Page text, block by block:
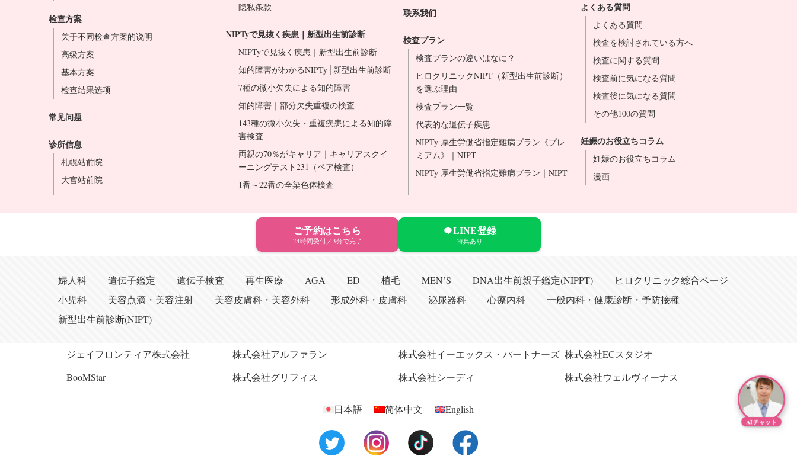
检查方案
关于不同检查方案的说明
高级方案
基本方案
检查结果选项
常见问题
诊所信息
札幌站前院
大宫站前院
隐私条款
NIPTyで見抜く疾患｜新型出生前診断
NIPTyで見抜く疾患｜新型出生前診断
知的障害がわかるNIPTy│新型出生前診断
7種の微小欠失による知的障害
知的障害｜部分欠失重複の検査
143種の微小欠失・重複疾患による知的障
害検査
両親の70％がキャリア｜キャリアスクイ
ーニングテスト231（ペア検査）
1番～22番の全染色体検査
联系我们
検査プラン
検査プランの違いはなに？
ヒロクリニックNIPT（新型出生前診断）
を選ぶ理由
検査プラン一覧
代表的な遺伝子疾患
NIPTy 厚生労働省指定難病プラン《プレ
ミアム》｜NIPT
NIPTy 厚生労働省指定難病プラン｜NIPT
よくある質問
よくある質問
検査を検討されている方へ
検査に関する質問
検査前に気になる質問
検査後に気になる質問
その他100の質問
妊娠のお役立ちコラム
妊娠のお役立ちコラム
漫画
ご予約はこちら
24時間受付／3分で完了
LINE登録
特典あり
婦人科 遺伝子鑑定 遺伝子検査 再生医療 AGA ED 植毛 MEN’S DNA出生前親子鑑定(NIPPT)
ヒロクリニック総合ページ
小児科
美容点滴・美容注射 美容皮膚科・美容外科 形成外科・皮膚科 泌尿器科 心療内科
一般内科・健康診断・予防接種
新型出生前診断(NIPT)
ジェイフロンティア株式会社 株式会社アルファラン 株式会社イーエックス・パートナーズ 株式会社ECスタジオ
BooMStar
株式会社グリフィス 株式会社シーディ 株式会社ウェルヴィーナス
日本語 简体中文 English
AIチャット